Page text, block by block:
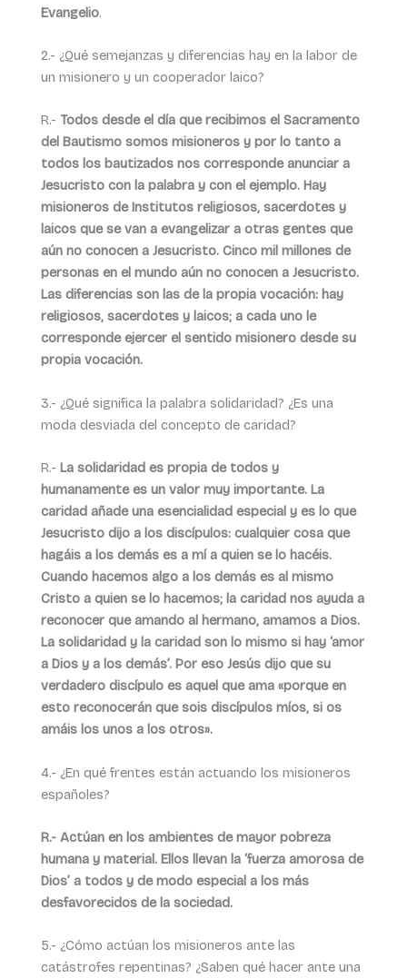
Evangelio.
2.- ¿Qué semejanzas y diferencias hay en la labor de
un misionero y un cooperador laico?
R.- Todos desde el día que recibimos el Sacramento
del Bautismo somos misioneros y por lo tanto a
todos los bautizados nos corresponde anunciar a
Jesucristo con la palabra y con el ejemplo. Hay
misioneros de Institutos religiosos, sacerdotes y
laicos que se van a evangelizar a otras gentes que
aún no conocen a Jesucristo. Cinco mil millones de
personas en el mundo aún no conocen a Jesucristo.
Las diferencias son las de la propia vocación: hay
religiosos, sacerdotes y laicos; a cada uno le
corresponde ejercer el sentido misionero desde su
propia vocación.
3.- ¿Qué significa la palabra solidaridad? ¿Es una
moda desviada del concepto de caridad?
R.- La solidaridad es propia de todos y
humanamente es un valor muy importante. La
caridad añade una esencialidad especial y es lo que
Jesucristo dijo a los discípulos: cualquier cosa que
hagáis a los demás es a mí a quien se lo hacéis.
Cuando hacemos algo a los demás es al mismo
Cristo a quien se lo hacemos; la caridad nos ayuda a
reconocer que amando al hermano, amamos a Dios.
La solidaridad y la caridad son lo mismo si hay ‘amor
a Dios y a los demás’. Por eso Jesús dijo que su
verdadero discípulo es aquel que ama «porque en
esto reconocerán que sois discípulos míos, si os
amáis los unos a los otros».
4.- ¿En qué frentes están actuando los misioneros
españoles?
R.- Actúan en los ambientes de mayor pobreza
humana y material. Ellos llevan la ‘fuerza amorosa de
Dios’ a todos y de modo especial a los más
desfavorecidos de la sociedad.
5.- ¿Cómo actúan los misioneros ante las
catástrofes repentinas? ¿Saben qué hacer ante una